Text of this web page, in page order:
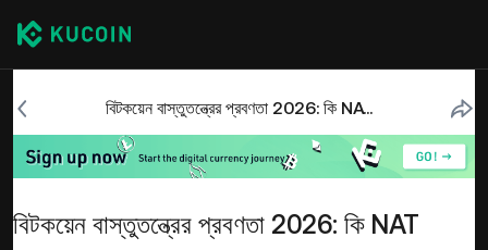
বিটকয়েন বাস্তুতন্ত্রের প্রবণতা 2026: কি NAT কথাবার্তার নেতৃত্ব দেবে?
বিটকয়েন বাস্তুতন্ত্রের প্রবণতা 2026: কি NAT